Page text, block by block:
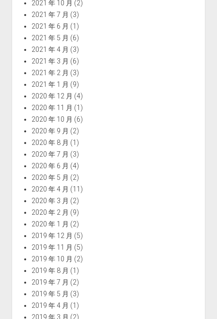
2021 年 10 月 (2)
2021 年 7 月 (3)
2021 年 6 月 (1)
2021 年 5 月 (6)
2021 年 4 月 (3)
2021 年 3 月 (6)
2021 年 2 月 (3)
2021 年 1 月 (9)
2020 年 12 月 (4)
2020 年 11 月 (1)
2020 年 10 月 (6)
2020 年 9 月 (2)
2020 年 8 月 (1)
2020 年 7 月 (3)
2020 年 6 月 (4)
2020 年 5 月 (2)
2020 年 4 月 (11)
2020 年 3 月 (2)
2020 年 2 月 (9)
2020 年 1 月 (2)
2019 年 12 月 (5)
2019 年 11 月 (5)
2019 年 10 月 (2)
2019 年 8 月 (1)
2019 年 7 月 (2)
2019 年 5 月 (3)
2019 年 4 月 (1)
2019 年 3 月 (2)